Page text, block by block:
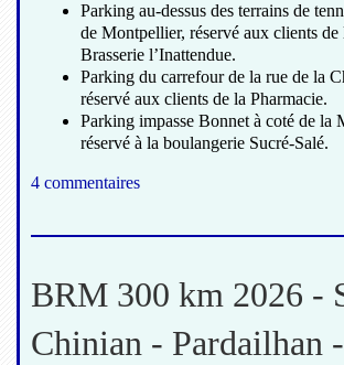
Parking au-dessus des terrains de
de Montpellier, réservé aux clients de
Brasserie l’Inattendue.
Parking du carrefour de la rue de la
réservé aux clients de la Pharmacie.
Parking impasse Bonnet à coté de la
réservé à la boulangerie Sucré-Salé.
4 commentaires
BRM 300 km 2026 -
Chinian - Pardailhan